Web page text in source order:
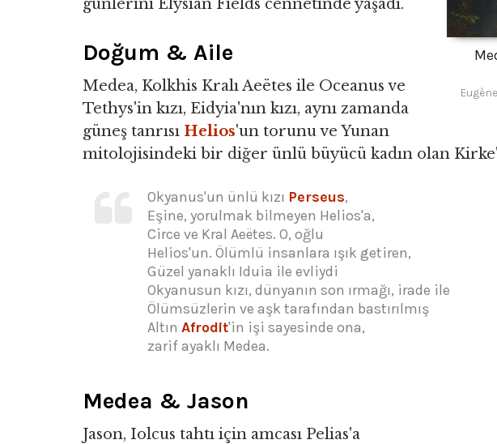
günlerini Elysian Fields cennetinde yaşadı.
Doğum & Aile
Medea, Kolkhis Kralı Aeëtes ile Oceanus ve
Tethys'in kızı, Eidyia'nın kızı, aynı zamanda
güneş tanrısı Helios'un torunu ve Yunan
mitolojisindeki bir diğer ünlü büyücü kadın olan
Okyanus'un ünlü kızı Perseus,
Eşine, yorulmak bilmeyen Helios'a,
Circe ve Kral Aeëtes. O, oğlu
Helios'un. Ölümlü insanlara ışık getiren,
Güzel yanaklı Iduia ile evliydi
Okyanusun kızı, dünyanın son ırmağı, irade ile
Ölümsüzlerin ve aşk tarafından bastırılmış
Altın Afrodit'in işi sayesinde ona,
zarif ayaklı Medea.
Medea & Jason
Jason, Iolcus tahtı için amcası Pelias'a